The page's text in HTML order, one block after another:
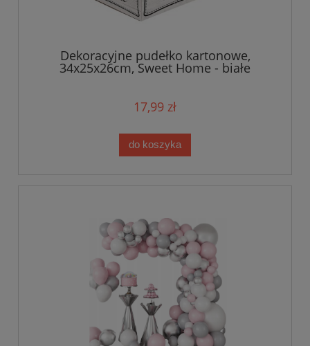
Dekoracyjne pudełko kartonowe,
34x25x26cm, Sweet Home - białe
17,99 zł
do koszyka